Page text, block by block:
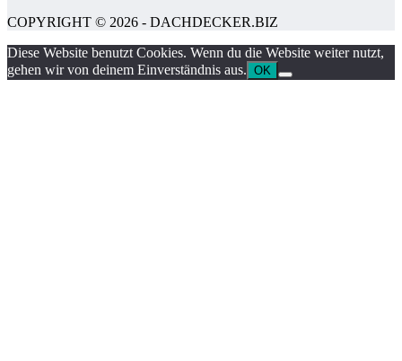
COPYRIGHT © 2026 - DACHDECKER.BIZ
Diese Website benutzt Cookies. Wenn du die Website weiter nutzt,
gehen wir von deinem Einverständnis aus. OK